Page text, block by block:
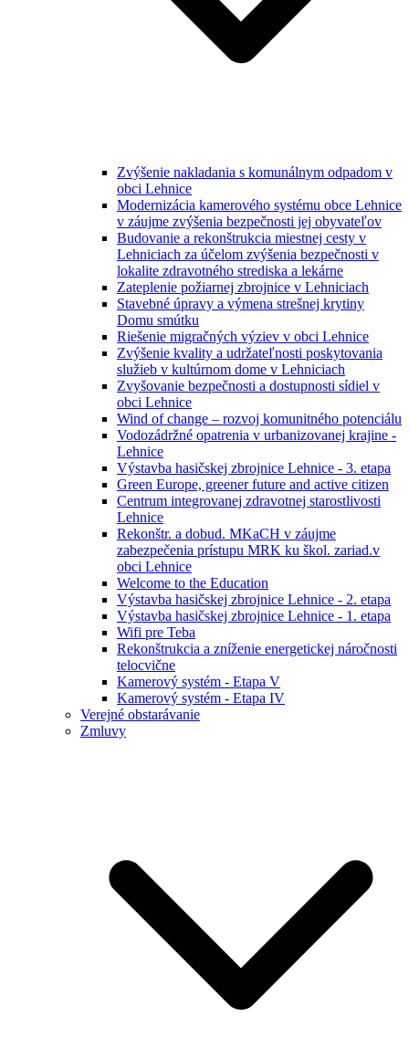
Zvýšenie nakladania s komunálnym odpadom v
obci Lehnice
Modernizácia kamerového systému obce Lehnice
v záujme zvýšenia bezpečnosti jej obyvateľov
Budovanie a rekonštrukcia miestnej cesty v
Lehniciach za účelom zvýšenia bezpečnosti v
lokalite zdravotného strediska a lekárne
Zateplenie požiarnej zbrojnice v Lehniciach
Stavebné úpravy a výmena strešnej krytiny
Domu smútku
Riešenie migračných výziev v obci Lehnice
Zvýšenie kvality a udržateľnosti poskytovania
služieb v kultúrnom dome v Lehniciach
Zvyšovanie bezpečnosti a dostupnosti sídiel v
obci Lehnice
Wind of change – rozvoj komunitného potenciálu
Vodozádržné opatrenia v urbanizovanej krajine -
Lehnice
Výstavba hasičskej zbrojnice Lehnice - 3. etapa
Green Europe, greener future and active citizen
Centrum integrovanej zdravotnej starostlivosti
Lehnice
Rekonštr. a dobud. MKaCH v záujme
zabezpečenia prístupu MRK ku škol. zariad.v
obci Lehnice
Welcome to the Education
Výstavba hasičskej zbrojnice Lehnice - 2. etapa
Výstavba hasičskej zbrojnice Lehnice - 1. etapa
Wifi pre Teba
Rekonštrukcia a zníženie energetickej náročnosti
telocvične
Kamerový systém - Etapa V
Kamerový systém - Etapa IV
Verejné obstarávanie
Zmluvy